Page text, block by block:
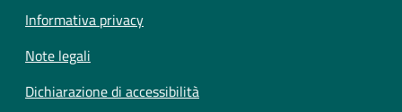
Informativa privacy
Note legali
Dichiarazione di accessibilità